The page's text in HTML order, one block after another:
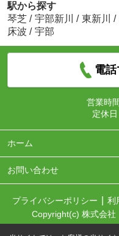
駅から探す
琴芝 / 宇部新川 / 東新川 /
床波 / 宇部
電
営業時
定休日
ホーム
お問い合わせ
プライバシーポリシー 利
Copyright(c) 株式会